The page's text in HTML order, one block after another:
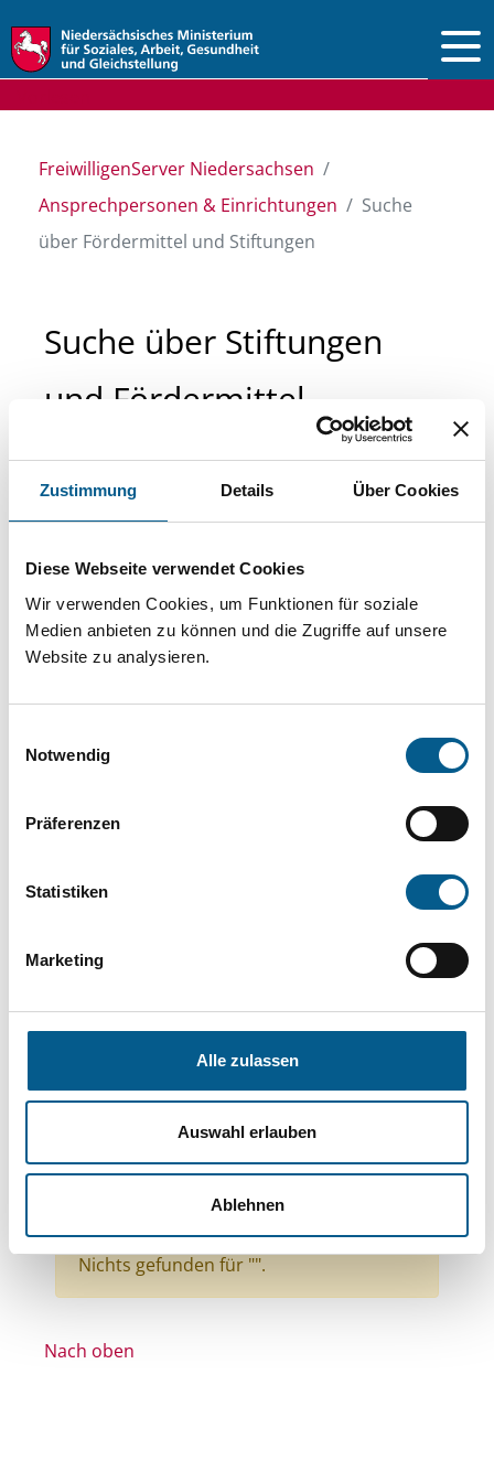
Zustimmung Details Über Cookies
Diese Webseite verwendet Cookies
Wir verwenden Cookies, um Funktionen für soziale
Medien anbieten zu können und die Zugriffe auf unsere
Website zu analysieren.
Notwendig
Präferenzen
Statistiken
Marketing
Alle zulassen
Auswahl erlauben
Ablehnen
FreiwilligenServer Niedersachsen
Ansprechpersonen & Einrichtungen
Suche
über Fördermittel und Stiftungen
Suche über Stiftungen
und Fördermittel
Sie suchen finanzielle Unterstützung für ein
Projekt oder ein Vorhaben? Hier können Sie
Stiftungsdatenbank recherchieren. Bei der
Suche bitte die Groß- und Kleinschreibung
beachten.
können durch die Wahl von Bereichen oder
Suchen
Themen: Ländliche Entwicklung
Themen: Wissenschaft und Forschung
Themen: Gesundheitswesen
Themen: Kirchliche Zwecke
Themen: Hilfsbedürftige Menschen
Alle Filter entfernen
Nichts gefunden für "".
Nach oben